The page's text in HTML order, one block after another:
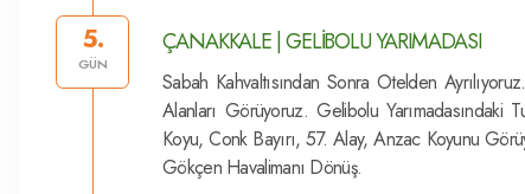
5.
GÜN
ÇANAKKALE | GELİBOLU YARIMADASI
Sabah Kahvaltısından Sonra Otelden
Alanları Görüyoruz. Gelibolu
Koyu, Conk Bayırı, 57. Alay, Anzac Koyunu
Gökçen Havalimanı Dönüş.